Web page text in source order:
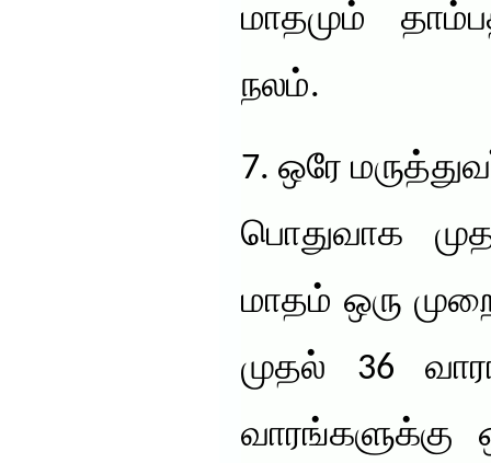
மாதமும்
நலம்.
7. ஒரே
பொதுவாக
மாதம் ஒரு
முதல் 36
வாரங்களுக்கு